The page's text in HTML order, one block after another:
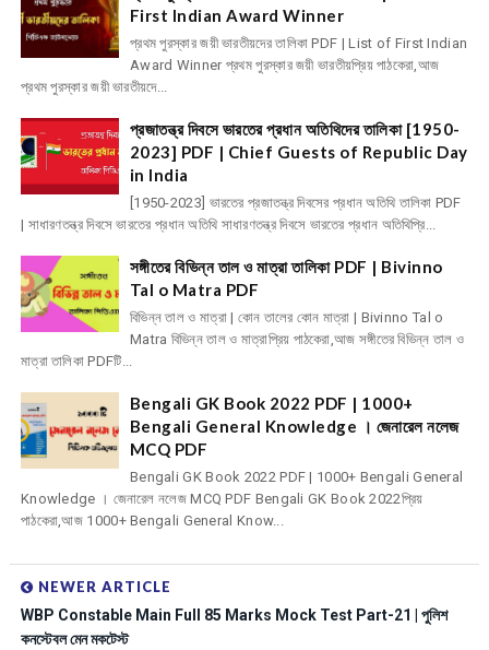
First Indian Award Winner
প্রথম পুরস্কার জয়ী ভারতীয়দের তালিকা PDF | List of First Indian
Award Winner প্রথম পুরস্কার জয়ী ভারতীয়প্রিয় পাঠকেরা,আজ
প্রথম পুরস্কার জয়ী ভারতীয়দে...
প্রজাতন্ত্র দিবসে ভারতের প্রধান অতিথিদের তালিকা [1950-
2023] PDF | Chief Guests of Republic Day
in India
[1950-2023] ভারতের প্রজাতন্ত্র দিবসের প্রধান অতিথি তালিকা PDF
| সাধারণতন্ত্র দিবসে ভারতের প্রধান অতিথি সাধারণতন্ত্র দিবসে ভারতের প্রধান অতিথিপ্রি...
সঙ্গীতের বিভিন্ন তাল ও মাত্রা তালিকা PDF | Bivinno
Tal o Matra PDF
বিভিন্ন তাল ও মাত্রা | কোন তালের কোন মাত্রা | Bivinno Tal o
Matra বিভিন্ন তাল ও মাত্রাপ্রিয় পাঠকেরা,আজ সঙ্গীতের বিভিন্ন তাল ও
মাত্রা তালিকা PDFটি...
Bengali GK Book 2022 PDF | 1000+
Bengali General Knowledge । জেনারেল নলেজ
MCQ PDF
Bengali GK Book 2022 PDF | 1000+ Bengali General
Knowledge । জেনারেল নলেজ MCQ PDF Bengali GK Book 2022প্রিয়
পাঠকেরা,আজ 1000+ Bengali General Know...
NEWER ARTICLE
WBP Constable Main Full 85 Marks Mock Test Part-21 | পুলিশ
কনস্টেবল মেন মকটেস্ট